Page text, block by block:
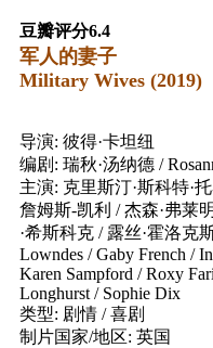
豆瓣评分6.4
军人的妻子
Military Wives (2019)
导演: 彼得·卡坦纽
编剧: 瑞秋·汤纳德 /
主演: 克里斯汀·斯科特·
詹姆斯-凯利 / 杰森·弗莱
·希斯科克 / 露丝·霍洛克
Lowndes / Gaby French /
Karen Sampford / Roxy
Longhurst / Sophie Dix
类型: 剧情 / 喜剧
制片国家/地区: 英国